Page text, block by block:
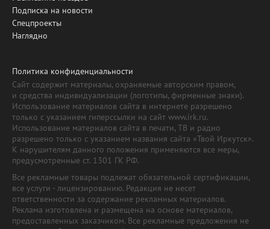
Подписка на новости
Спецпроекты
Наглядно
Политика конфиденциальности
Сайт содержит материалы, охраняемые авторским правом,
и средства индивидуализации (логотипы, фирменные знаки).
Использование материалов сайта в интернете разрешено
только с указанием гиперссылки на сайт www.irk.ru.
Использование материалов сайта в печати, ТВ и радио
разрешено только с указанием названия сайта «Твой Иркутск».
К нарушителям данного положения применяются все меры,
предусмотренные ст. 1301 ГК РФ.
Все рекламные товары подлежат обязательной сертификации,
все услуги - лицензированию. Редакция не несет
ответственности за содержание рекламных материалов.
Реклама изготовлена и размещена на основе материалов,
предоставленных заказчиком. Все рекламные предложения не